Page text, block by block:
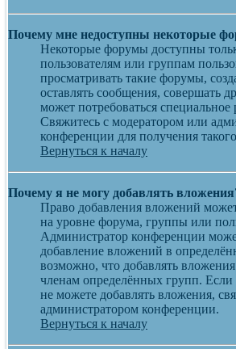
Почему мне недоступны некоторые
Некоторые форумы доступны
пользователям или группам
просматривать такие форумы,
оставлять сообщения, совершать
может потребоваться специальное
Свяжитесь с модератором или
конференции для получения
Вернуться к началу
Почему я не могу добавлять
Право добавления вложений
на уровне форума, группы или
Администратор конференции
добавление вложений в
возможно, что добавлять
членам определённых групп. Если
не можете добавлять вложения,
администратором конференции.
Вернуться к началу